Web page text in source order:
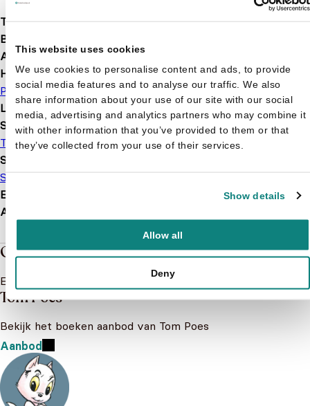
This website uses cookies
We use cookies to personalise content and ads, to provide
social media features and to analyse our traffic. We also
share information about your use of our site with our social
media, advertising and analytics partners who may combine it
with other information that you’ve provided to them or that
they’ve collected from your use of their services.
Show details
Allow all
Deny
Taalnl
Bindwijze
Aantal pagina's 52
Hoofdauteur
Piet Wijn
Leeftijd 7 t/m 14 jaar
Serie of karakter
Tom Poes
Soort boek
Stripboek
EAN
Afmetingen
Over de boeken van Tom Poes
Er is nog niks geschreven over Tom Poes
Tom Poes
Bekijk het boeken aanbod van Tom Poes
Aanbod